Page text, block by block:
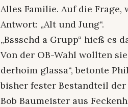
Alles Familie. Auf die
Antwort: „Alt und Jung“.
„Bssschd a Grupp“ hieß es
Von der OB-Wahl wollten
derhoim glassa“, betonte
bisher fester Bestandteil der
Bob Baumeister aus